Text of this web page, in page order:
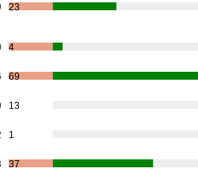
23
4
69
13
1
37